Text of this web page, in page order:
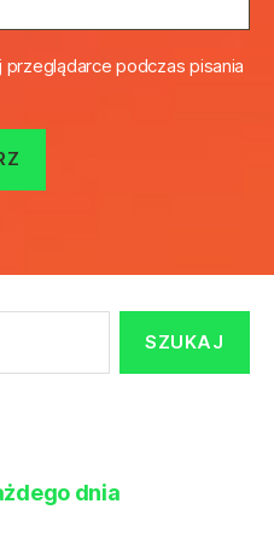
podczas pisania
dnia